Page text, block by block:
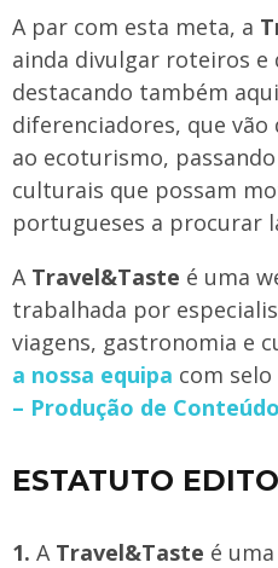
A par com esta meta, a
ainda divulgar roteiros
destacando também
diferenciadores, que
ao ecoturismo,
culturais que possam
portugueses a procurar
A Travel&Taste é uma
trabalhada por
viagens, gastronomia e
a nossa equipa com
– Produção de
ESTATUTO
1. A Travel&Taste é